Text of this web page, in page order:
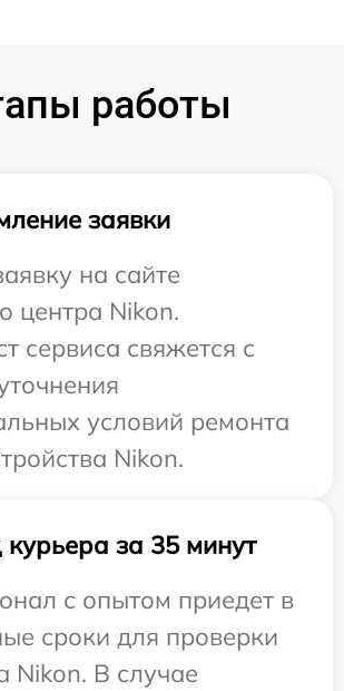
работы
заявки
на сайте
центра Nikon.
сервиса свяжется с
условий ремонта
Nikon.
за 35 минут
с опытом приедет в
сроки для проверки
Nikon. В случае